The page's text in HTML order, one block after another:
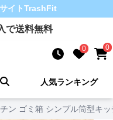
イトTrashFit
で送料無料
0 0
人気ランキング
ン ゴミ箱 シンプル筒型キ